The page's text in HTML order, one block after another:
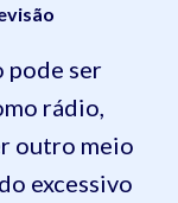
pode ser
rádio,
outro meio
excessivo